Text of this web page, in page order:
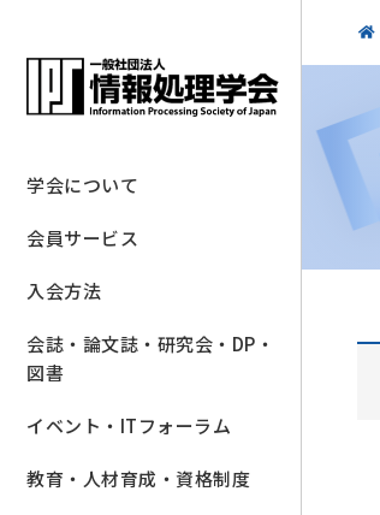
学会について
会員サービス
入会方法
会誌・論文誌・研究会・DP・
図書
イベント・ITフォーラム
教育・人材育成・資格制度